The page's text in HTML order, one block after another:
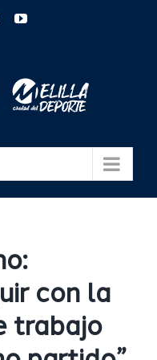
YouTube
con la
trabajo